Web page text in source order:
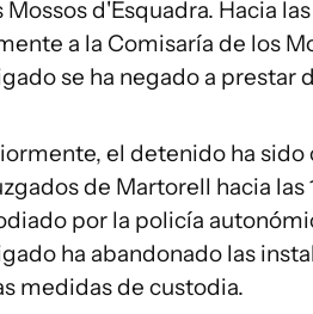
Mossos d'Esquadra. Hacia
a la Comisaría de los
se ha negado a prestar
el detenido ha
de Martorell hacia las
por la policía
ha abandonado las
medidas de custodia.